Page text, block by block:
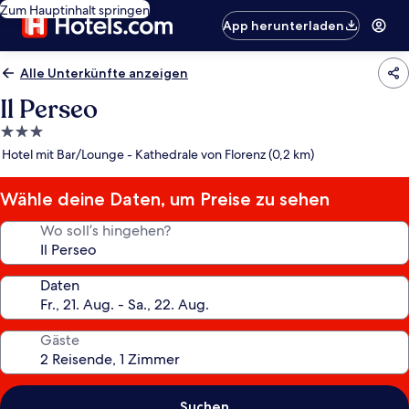
Zum Hauptinhalt springen
App herunterladen
Alle Unterkünfte anzeigen
Il Perseo
3.0-
Sterne-
Hotel mit Bar/Lounge - Kathedrale von Florenz (0,2 km)
Wähle deine Daten, um Preise zu sehen
Wo soll’s hingehen?
Daten
Gäste